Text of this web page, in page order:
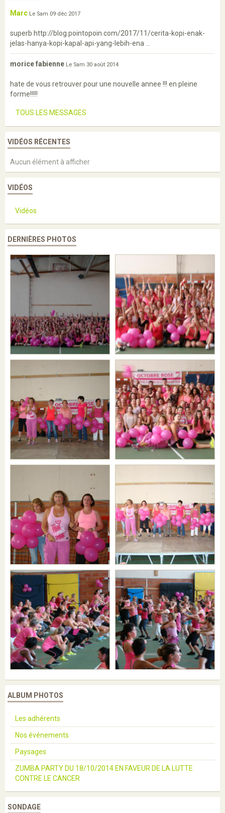
Marc Le Sam 09 déc 2017
superb http://blog.pointopoin.com/2017/11/cerita-kopi-enak-
jelas-hanya-kopi-kapal-api-yang-lebih-ena ...
morice fabienne Le Sam 30 août 2014
hate de vous retrouver pour une nouvelle annee !!! en pleine
forme!!!!!
TOUS LES MESSAGES
VIDÉOS RÉCENTES
Aucun élément à afficher
VIDÉOS
Vidéos
DERNIÈRES PHOTOS
ALBUM PHOTOS
Les adhérents
Nos événements
Paysages
ZUMBA PARTY DU 18/10/2014 EN FAVEUR DE LA LUTTE
CONTRE LE CANCER
SONDAGE